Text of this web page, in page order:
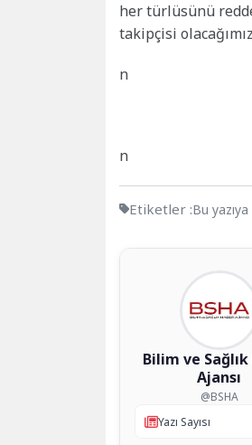
her türlüsünü
takipçisi
n
n
Etiketler :Bu
Bilim ve
Ajansı
@BSHA
Yazı Sayısı